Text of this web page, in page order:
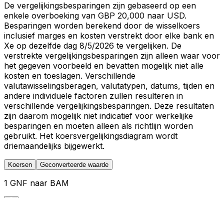
De vergelijkingsbesparingen zijn gebaseerd op een
enkele overboeking van GBP 20,000 naar USD.
Besparingen worden berekend door de wisselkoers
inclusief marges en kosten verstrekt door elke bank en
Xe op dezelfde dag 8/5/2026 te vergelijken. De
verstrekte vergelijkingsbesparingen zijn alleen waar voor
het gegeven voorbeeld en bevatten mogelijk niet alle
kosten en toeslagen. Verschillende
valutawisselingsberagen, valutatypen, datums, tijden en
andere individuele factoren zullen resulteren in
verschillende vergelijkingsbesparingen. Deze resultaten
zijn daarom mogelijk niet indicatief voor werkelijke
besparingen en moeten alleen als richtlijn worden
gebruikt. Het koersvergelijkingsdiagram wordt
driemaandelijks bijgewerkt.
Koersen Geconverteerde waarde
1 GNF naar BAM